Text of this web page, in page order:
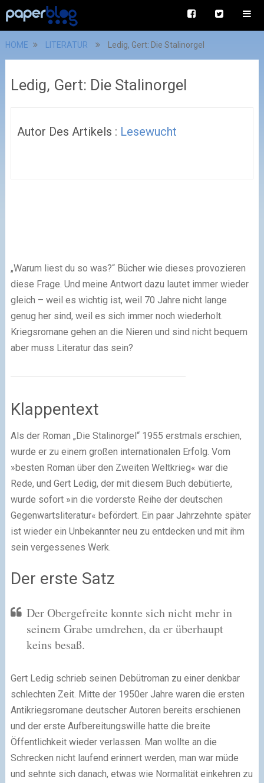
HOME LITERATUR Ledig, Gert: Die Stalinorgel
Ledig, Gert: Die Stalinorgel
Autor Des Artikels : Lesewucht
„Warum liest du so was?“ Bücher wie dieses provozieren
diese Frage. Und meine Antwort dazu lautet immer wieder
gleich – weil es wichtig ist, weil 70 Jahre nicht lange
genug her sind, weil es sich immer noch wiederholt.
Kriegsromane gehen an die Nieren und sind nicht bequem
aber muss Literatur das sein?
Klappentext
Als der Roman „Die Stalinorgel“ 1955 erstmals erschien,
wurde er zu einem großen internationalen Erfolg. Vom
»besten Roman über den Zweiten Weltkrieg« war die
Rede, und Gert Ledig, der mit diesem Buch debütierte,
wurde sofort »in die vorderste Reihe der deutschen
Gegenwartsliteratur« befördert. Ein paar Jahrzehnte später
ist wieder ein Unbekannter neu zu entdecken und mit ihm
sein vergessenes Werk.
Der erste Satz
Der Obergefreite konnte sich nicht mehr in
seinem Grabe umdrehen, da er überhaupt
keins besaß.
Gert Ledig schrieb seinen Debütroman zu einer denkbar
schlechten Zeit. Mitte der 1950er Jahre waren die ersten
Antikriegsromane deutscher Autoren bereits erschienen
und der erste Aufbereitungswille hatte die breite
Öffentlichkeit wieder verlassen. Man wollte an die
Schrecken nicht laufend erinnert werden, man war müde
und sehnte sich danach, etwas wie Normalität einkehren zu